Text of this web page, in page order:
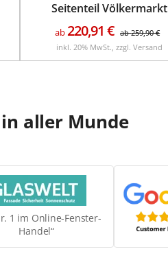
Seitenteil Völkermarkt
ab220,91 € ab259,90€
inkl. 20% MwSt., zzgl. Versand
aller Munde
1 im Online-Fenster-
Handel“